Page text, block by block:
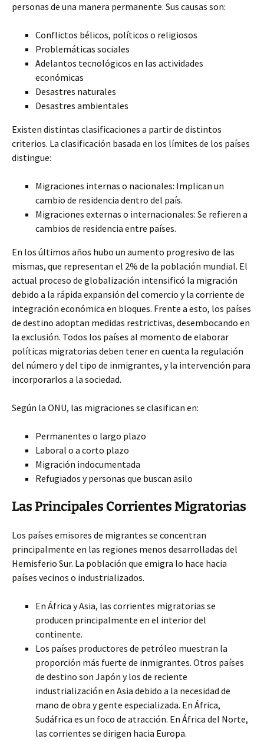
personas de una manera permanente. Sus causas son:
Conflictos bélicos, políticos o religiosos
Problemáticas sociales
Adelantos tecnológicos en las actividades
económicas
Desastres naturales
Desastres ambientales
Existen distintas clasificaciones a partir de distintos
criterios. La clasificación basada en los límites de los países
distingue:
Migraciones internas o nacionales: Implican un
cambio de residencia dentro del país.
Migraciones externas o internacionales: Se refieren a
cambios de residencia entre países.
En los últimos años hubo un aumento progresivo de las
mismas, que representan el 2% de la población mundial. El
actual proceso de globalización intensificó la migración
debido a la rápida expansión del comercio y la corriente de
integración económica en bloques. Frente a esto, los países
de destino adoptan medidas restrictivas, desembocando en
la exclusión. Todos los países al momento de elaborar
políticas migratorias deben tener en cuenta la regulación
del número y del tipo de inmigrantes, y la intervención para
incorporarlos a la sociedad.
Según la ONU, las migraciones se clasifican en:
Permanentes o largo plazo
Laboral o a corto plazo
Migración indocumentada
Refugiados y personas que buscan asilo
Las Principales Corrientes Migratorias
Los países emisores de migrantes se concentran
principalmente en las regiones menos desarrolladas del
Hemisferio Sur. La población que emigra lo hace hacia
países vecinos o industrializados.
En África y Asia, las corrientes migratorias se
producen principalmente en el interior del
continente.
Los países productores de petróleo muestran la
proporción más fuerte de inmigrantes. Otros países
de destino son Japón y los de reciente
industrialización en Asia debido a la necesidad de
mano de obra y gente especializada. En África,
Sudáfrica es un foco de atracción. En África del Norte,
las corrientes se dirigen hacia Europa.